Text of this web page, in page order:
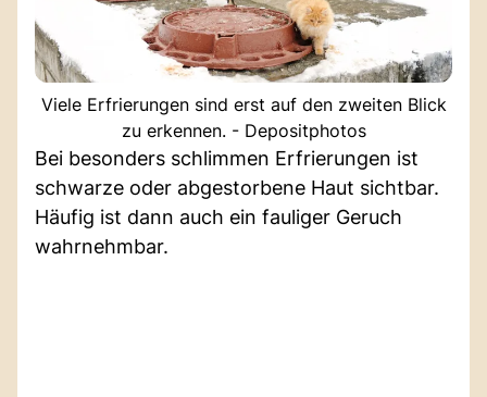
Viele Erfrierungen sind erst auf den zweiten Blick
zu erkennen. - Depositphotos
Bei besonders schlimmen Erfrierungen ist
schwarze oder abgestorbene Haut sichtbar.
Häufig ist dann auch ein fauliger Geruch
wahrnehmbar.